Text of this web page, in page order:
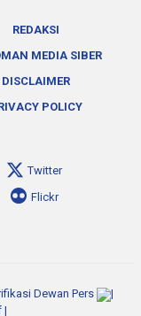
REDAKSI
MEDIA SIBER
DISCLAIMER
POLICY
Twitter
Flickr
Dewan Pers
|
|